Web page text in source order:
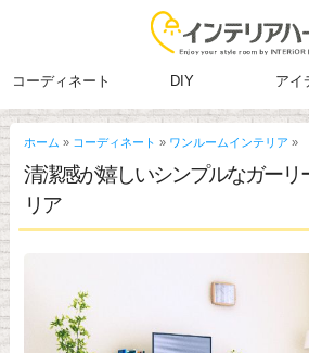
コーディネート DIY アイ
ホーム » コーディネート » ワンルームインテリア »
清潔感が嬉しいシンプルなガーリ
リア